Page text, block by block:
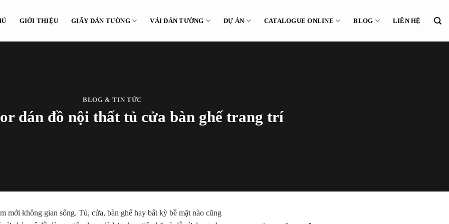
GIỚI THIỆU GIẤY DÁN TƯỜNG VẢI DÁN TƯỜNG DỰ ÁN CATALOGUE ONLINE BLOG LIÊN HỆ
BLOG & TIN TỨC
dán đồ nội thất tủ cửa bàn ghế trang trí
mới không gian sống. Tủ, cửa, bàn ghế hay bất kỳ bề mặt nào cũng